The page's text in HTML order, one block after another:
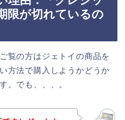
限が切れているの
覧の方はジェトイの商品を
方法で購入しようかどうか
。でも、、、。